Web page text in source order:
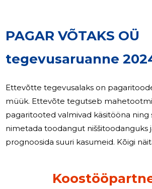
PAGAR VÕTAKS OÜ
tegevusaruanne
Ettevõtte tegevusalaks on
müük. Ettevõte tegutseb
pagaritooted valmivad käsitööna ning
nimetada toodangut niššitoodanguks
prognoosida suuri kasumeid. Kõigi näitajate kohaselt
kasuminäitajaid tulevasteks perioodideks. 2024.